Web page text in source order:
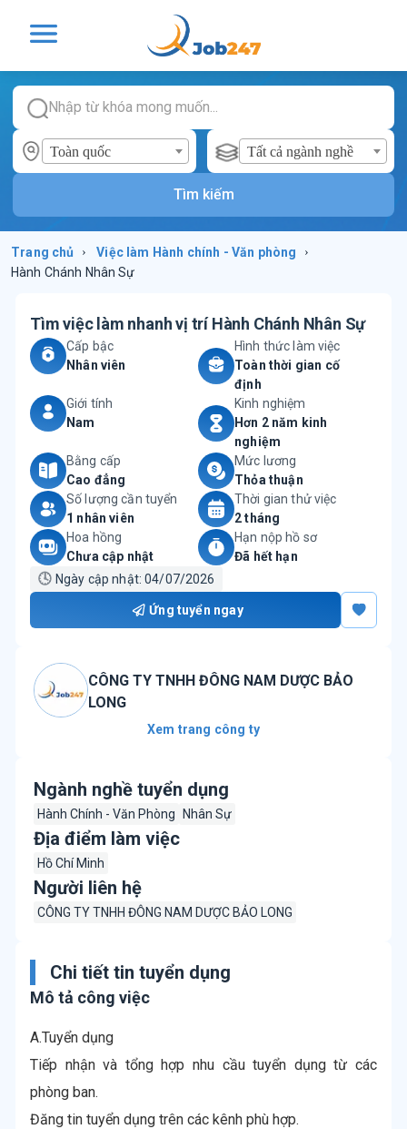
Toàn quốc Tất cả ngành nghề
Tìm kiếm
Trang chủ › Việc làm Hành chính - Văn phòng ›
Hành Chánh Nhân Sự
Tìm việc làm nhanh vị tríHành Chánh Nhân Sự
Cấp bậc
Nhân viên
Hình thức làm việc
Toàn thời gian cố
định
Giới tính
Nam
Kinh nghiệm
Hơn 2 năm kinh
nghiệm
Bằng cấp
Cao đẳng
Mức lương
Thỏa thuận
Số lượng cần tuyển
1 nhân viên
Thời gian thử việc
2 tháng
Hoa hồng
Chưa cập nhật
Hạn nộp hồ sơ
Đã hết hạn
🕓 Ngày cập nhật:04/07/2026
Ứng tuyển ngay
CÔNG TY TNHH ĐÔNG NAM DƯỢC BẢO
LONG
Xem trang công ty
Ngành nghề tuyển dụng
Hành Chính - Văn Phòng Nhân Sự
Địa điểm làm việc
Hồ Chí Minh
Người liên hệ
CÔNG TY TNHH ĐÔNG NAM DƯỢC BẢO LONG
Chi tiết tin tuyển dụng
Mô tả công việc
A.Tuyển dụng
Tiếp nhận và tổng hợp nhu cầu tuyển dụng từ các
phòng ban.
Đăng tin tuyển dụng trên các kênh phù hợp.